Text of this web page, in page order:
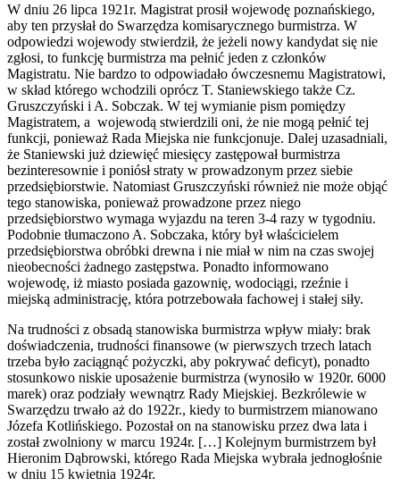
W dniu 26 lipca 1921r. Magistrat prosił wojewodę poznańskiego,
aby ten przysłał do Swarzędza komisarycznego burmistrza. W
odpowiedzi wojewody stwierdził, że jeżeli nowy kandydat się nie
zgłosi, to funkcję burmistrza ma pełnić jeden z członków
Magistratu. Nie bardzo to odpowiadało ówczesnemu Magistratowi,
w skład którego wchodzili oprócz T. Staniewskiego także Cz.
Gruszczyński i A. Sobczak. W tej wymianie pism pomiędzy
Magistratem, a wojewodą stwierdzili oni, że nie mogą pełnić tej
funkcji, ponieważ Rada Miejska nie funkcjonuje. Dalej uzasadniali,
że Staniewski już dziewięć miesięcy zastępował burmistrza
bezinteresownie i poniósł straty w prowadzonym przez siebie
przedsiębiorstwie. Natomiast Gruszczyński również nie może objąć
tego stanowiska, ponieważ prowadzone przez niego
przedsiębiorstwo wymaga wyjazdu na teren 3-4 razy w tygodniu.
Podobnie tłumaczono A. Sobczaka, który był właścicielem
przedsiębiorstwa obróbki drewna i nie miał w nim na czas swojej
nieobecności żadnego zastępstwa. Ponadto informowano
wojewodę, iż miasto posiada gazownię, wodociągi, rzeźnie i
miejską administrację, która potrzebowała fachowej i stałej siły.
Na trudności z obsadą stanowiska burmistrza wpływ miały: brak
doświadczenia, trudności finansowe (w pierwszych trzech latach
trzeba było zaciągnąć pożyczki, aby pokrywać deficyt), ponadto
stosunkowo niskie uposażenie burmistrza (wynosiło w 1920r. 6000
marek) oraz podziały wewnątrz Rady Miejskiej. Bezkrólewie w
Swarzędzu trwało aż do 1922r., kiedy to burmistrzem mianowano
Józefa Kotlińskiego. Pozostał on na stanowisku przez dwa lata i
został zwolniony w marcu 1924r. […] Kolejnym burmistrzem był
Hieronim Dąbrowski, którego Rada Miejska wybrała jednogłośnie
w dniu 15 kwietnia 1924r.